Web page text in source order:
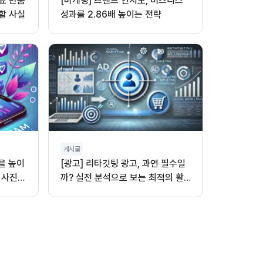
사실
성과를 2.86배 높이는 전략
높이
진,
게시글
[광고] 리타깃팅 광고, 과연 필수일
까? 실전 분석으로 보는 최적의 활